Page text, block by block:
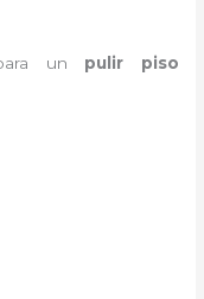
un pulir piso